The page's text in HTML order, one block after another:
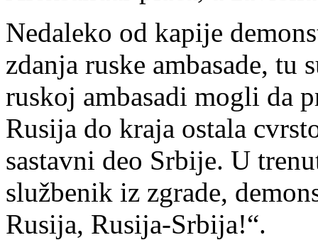
Nedaleko od kapije
zdanja ruske ambasade, tu
ruskoj ambasadi mogli da
Rusija do kraja ostala
sastavni deo Srbije. U
službenik iz zgrade,
Rusija, Rusija-Srbija!“.